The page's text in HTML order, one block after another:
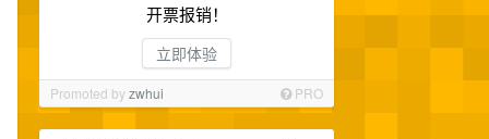
开票报销！
立即体验
Promoted byzwhui PRO